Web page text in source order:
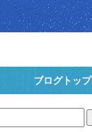
ブログトップ